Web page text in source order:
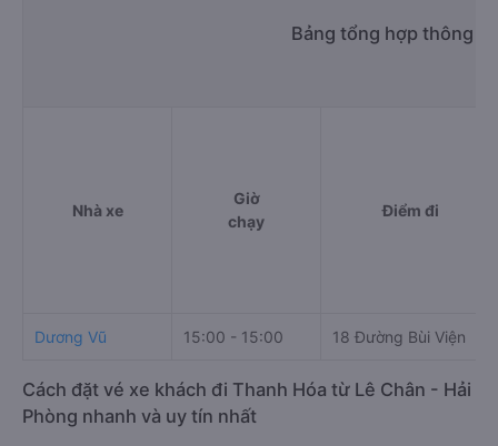
Bảng tổng hợp thông
Nhà xe
Giờ
chạy
Điểm đi
Dương Vũ 15:00 - 15:00 18 Đường Bùi Viện
Cách đặt vé xe khách đi Thanh Hóa từ Lê Chân - Hải
Phòng nhanh và uy tín nhất